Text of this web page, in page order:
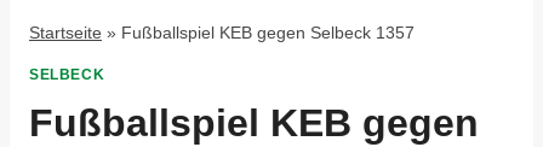
Startseite » Fußballspiel KEB gegen Selbeck 1357
SELBECK
Fußballspiel KEB gegen